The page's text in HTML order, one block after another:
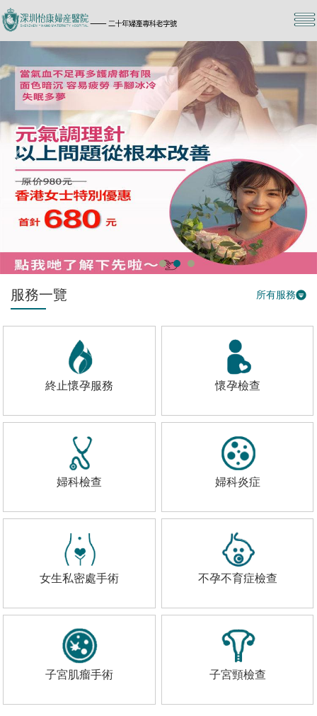
服務一覽 所有服務
終止懷孕服務 懷孕檢查
婦科檢查 婦科炎症
女生私密處手術 不孕不育症檢查
子宮肌瘤手術 子宮頸檢查